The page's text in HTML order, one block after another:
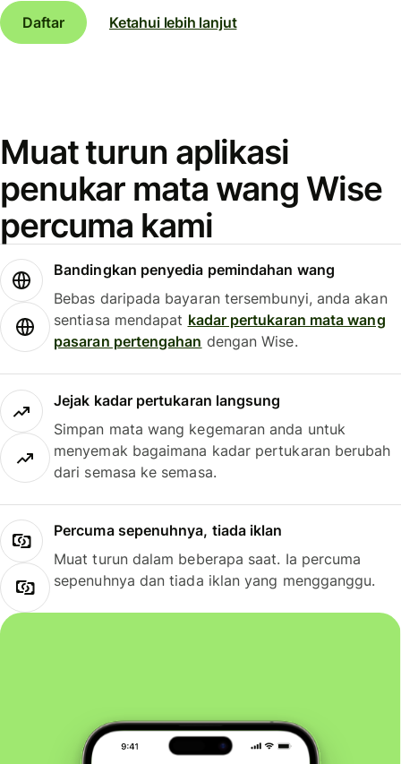
Daftar
Ketahui lebih lanjut
Muat turun aplikasi
penukar mata wang Wise
percuma kami
Bandingkan penyedia pemindahan wang
Bebas daripada bayaran tersembunyi, anda akan
sentiasa mendapat kadar pertukaran mata wang
pasaran pertengahan dengan Wise.
Jejak kadar pertukaran langsung
Simpan mata wang kegemaran anda untuk
menyemak bagaimana kadar pertukaran berubah
dari semasa ke semasa.
Percuma sepenuhnya, tiada iklan
Muat turun dalam beberapa saat. Ia percuma
sepenuhnya dan tiada iklan yang mengganggu.